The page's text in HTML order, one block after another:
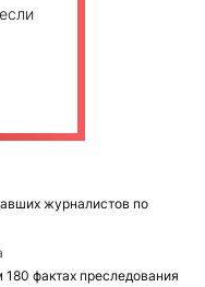
журналистов по
фактах преследования